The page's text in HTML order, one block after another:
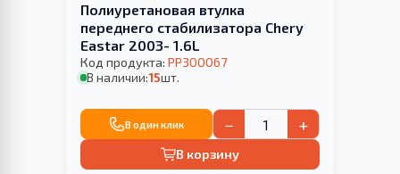
Полиуретановая втулка
переднего стабилизатора Chery
Eastar 2003- 1.6L
Код продукта: PP300067
В наличии:15шт.
В один клик − +
В корзину